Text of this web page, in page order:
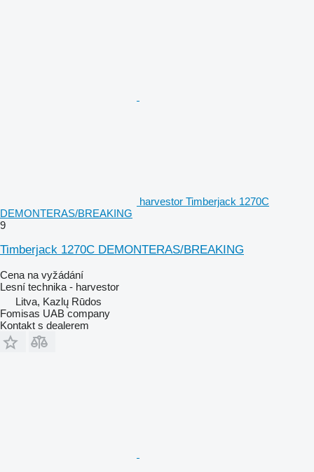
harvestor Timberjack 1270C
DEMONTERAS/BREAKING
9
Timberjack 1270C DEMONTERAS/BREAKING
Cena na vyžádání
Lesní technika - harvestor
Litva, Kazlų Rūdos
Fomisas UAB company
Kontakt s dealerem